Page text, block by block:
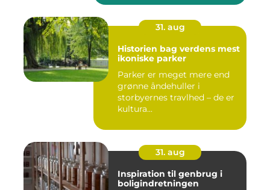
31. aug
Historien bag verdens mest
ikoniske parker
Parker er meget mere end
grønne åndehuller i
storbyernes travlhed – de er
kultura...
31. aug
Inspiration til genbrug i
boligindretningen